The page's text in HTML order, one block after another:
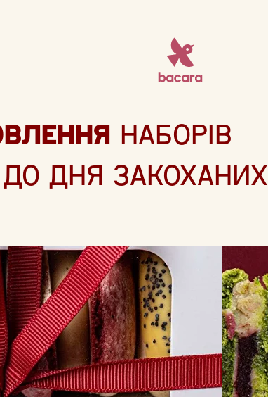
НАБОРІВ
ДНЯ ЗАКОХАНИХ